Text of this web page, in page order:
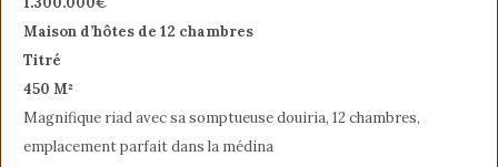
Maison d’hôtes de 12 chambres
Titré
450 M²
Magnifique riad avec sa somptueuse douiria, 12 chambres,
emplacement parfait dans la médina